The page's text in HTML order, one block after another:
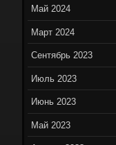
Май 2024
Март 2024
Сентябрь 2023
Июль 2023
Июнь 2023
Май 2023